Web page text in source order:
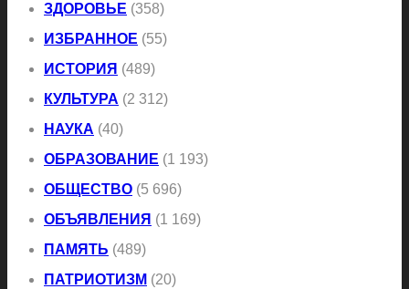
ЗДОРОВЬЕ (358)
ИЗБРАННОЕ (55)
ИСТОРИЯ (489)
КУЛЬТУРА (2 312)
НАУКА (40)
ОБРАЗОВАНИЕ (1 193)
ОБЩЕСТВО (5 696)
ОБЪЯВЛЕНИЯ (1 169)
ПАМЯТЬ (489)
ПАТРИОТИЗМ (20)